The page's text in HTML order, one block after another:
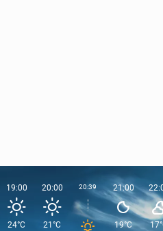
19:00
24°C
20:00
21°C
20:39 21:00
19°C